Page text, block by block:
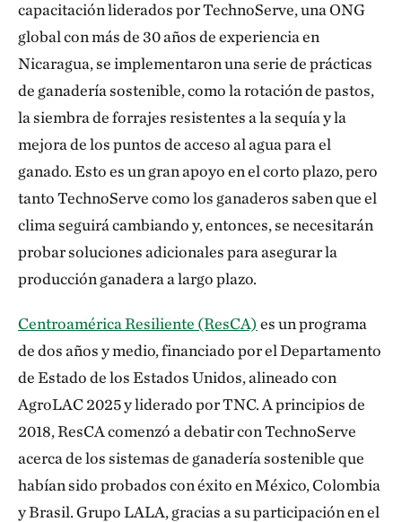
capacitación liderados por TechnoServe, una ONG
global con más de 30 años de experiencia en
Nicaragua, se implementaron una serie de prácticas
de ganadería sostenible, como la rotación de pastos,
la siembra de forrajes resistentes a la sequía y la
mejora de los puntos de acceso al agua para el
ganado. Esto es un gran apoyo en el corto plazo, pero
tanto TechnoServe como los ganaderos saben que el
clima seguirá cambiando y, entonces, se necesitarán
probar soluciones adicionales para asegurar la
producción ganadera a largo plazo.
Centroamérica Resiliente (ResCA)es un programa
de dos años y medio, financiado por el Departamento
de Estado de los Estados Unidos, alineado con
AgroLAC 2025 y liderado por TNC. A principios de
2018, ResCA comenzó a debatir con TechnoServe
acerca de los sistemas de ganadería sostenible que
habían sido probados con éxito en México, Colombia
y Brasil. Grupo LALA, gracias a su participación en el